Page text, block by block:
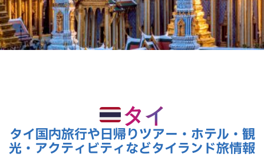
タイ
タイ国内旅行や日帰りツアー・ホテル・観
光・アクティビティなどタイランド旅情報